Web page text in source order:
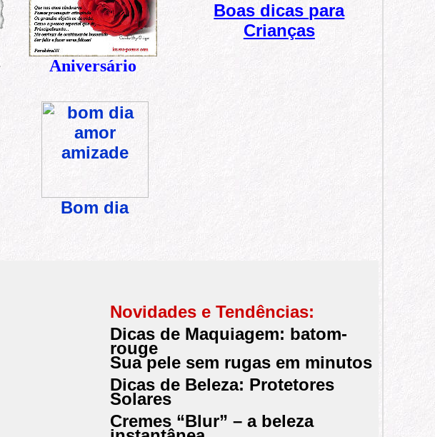
Aniversário
Bom dia
Boas dicas para
Crianças
Novidades e Tendências:
Dicas de Maquiagem: batom-
rouge
Sua pele sem rugas em minutos
Dicas de Beleza: Protetores
Solares
Cremes “Blur” – a beleza